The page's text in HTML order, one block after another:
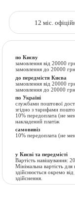
12 міс.
по Києву
замовлення від 20000
замовлення до 20000
до передмістя Києва
замовлення від 20000
замовлення до 20000
по Україні
службами поштової
згідно з тарифами
10% передоплата (не
накладений платіж
самовивіз
10% передоплата (не
у Києві та передмісті
Вартість навішування:
Мінімальна вартість
здійснюється окремо
здійснення.